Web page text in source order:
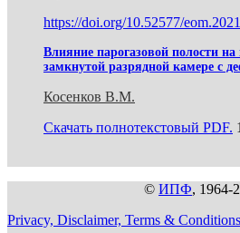
https://doi.org/10.52577/
Влияние парогазовой полости на
замкнутой разрядной камере с
Косенков В.М.
Скачать полнотекстовый PDF.
© ИПФ, 1964-
Privacy, Disclaimer, Terms &